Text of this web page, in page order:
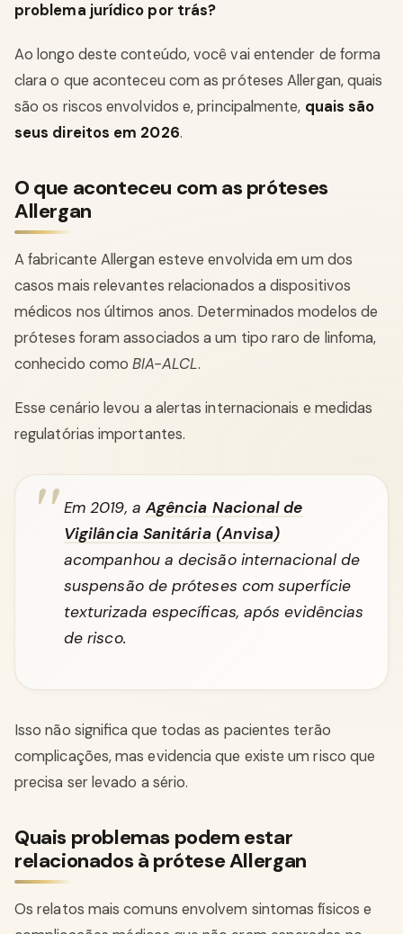
problema jurídico por trás?
Ao longo deste conteúdo, você vai entender de forma
clara o que aconteceu com as próteses Allergan, quais
são os riscos envolvidos e, principalmente, quais são
seus direitos em 2026.
O que aconteceu com as próteses
Allergan
A fabricante Allergan esteve envolvida em um dos
casos mais relevantes relacionados a dispositivos
médicos nos últimos anos. Determinados modelos de
próteses foram associados a um tipo raro de linfoma,
conhecido comoBIA-ALCL.
Esse cenário levou a alertas internacionais e medidas
regulatórias importantes.
Em 2019, aAgência Nacional de
Vigilância Sanitária (Anvisa)
acompanhou a decisão internacional de
suspensão de próteses com superfície
texturizada específicas, após evidências
de risco.
Isso não significa que todas as pacientes terão
complicações, mas evidencia que existe um risco que
precisa ser levado a sério.
Quais problemas podem estar
relacionados à prótese Allergan
Os relatos mais comuns envolvem sintomas físicos e